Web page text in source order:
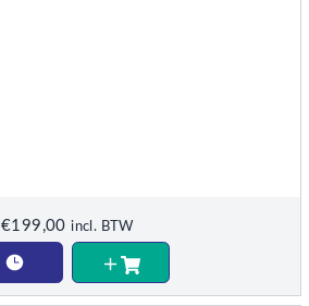
€199,00 incl. BTW